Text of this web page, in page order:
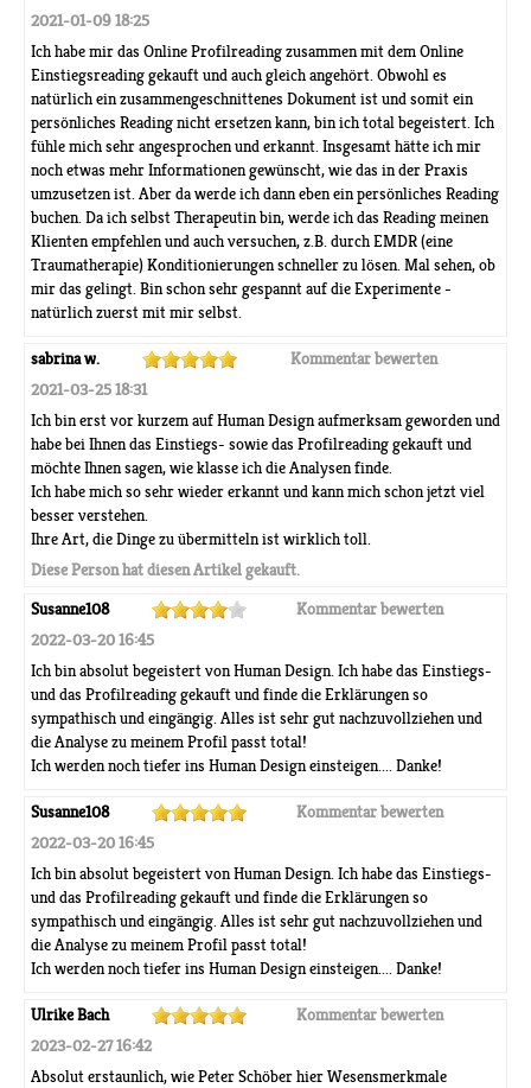
2021-01-09 18:25
Ich habe mir das Online Profilreading zusammen mit dem Online
Einstiegsreading gekauft und auch gleich angehört. Obwohl es
natürlich ein zusammengeschnittenes Dokument ist und somit ein
persönliches Reading nicht ersetzen kann, bin ich total begeistert. Ich
fühle mich sehr angesprochen und erkannt. Insgesamt hätte ich mir
noch etwas mehr Informationen gewünscht, wie das in der Praxis
umzusetzen ist. Aber da werde ich dann eben ein persönliches Reading
buchen. Da ich selbst Therapeutin bin, werde ich das Reading meinen
Klienten empfehlen und auch versuchen, z.B. durch EMDR (eine
Traumatherapie) Konditionierungen schneller zu lösen. Mal sehen, ob
mir das gelingt. Bin schon sehr gespannt auf die Experimente -
natürlich zuerst mit mir selbst.
sabrina w.
Kommentar bewerten
2021-03-25 18:31
Ich bin erst vor kurzem auf Human Design aufmerksam geworden und
habe bei Ihnen das Einstiegs- sowie das Profilreading gekauft und
möchte Ihnen sagen, wie klasse ich die Analysen finde.
Ich habe mich so sehr wieder erkannt und kann mich schon jetzt viel
besser verstehen.
Ihre Art, die Dinge zu übermitteln ist wirklich toll.
Diese Person hat diesen Artikel gekauft.
Susanne108
Kommentar bewerten
2022-03-20 16:45
Ich bin absolut begeistert von Human Design. Ich habe das Einstiegs-
und das Profilreading gekauft und finde die Erklärungen so
sympathisch und eingängig. Alles ist sehr gut nachzuvollziehen und
die Analyse zu meinem Profil passt total!
Ich werden noch tiefer ins Human Design einsteigen.... Danke!
Susanne108
Kommentar bewerten
2022-03-20 16:45
Ich bin absolut begeistert von Human Design. Ich habe das Einstiegs-
und das Profilreading gekauft und finde die Erklärungen so
sympathisch und eingängig. Alles ist sehr gut nachzuvollziehen und
die Analyse zu meinem Profil passt total!
Ich werden noch tiefer ins Human Design einsteigen.... Danke!
Ulrike Bach
Kommentar bewerten
2023-02-27 16:42
Absolut erstaunlich, wie Peter Schöber hier Wesensmerkmale